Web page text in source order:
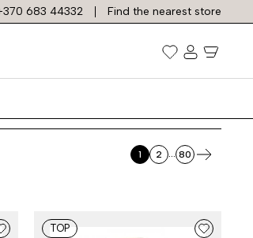
683 44332 Find the nearest store
1 2 ... 80
TOP